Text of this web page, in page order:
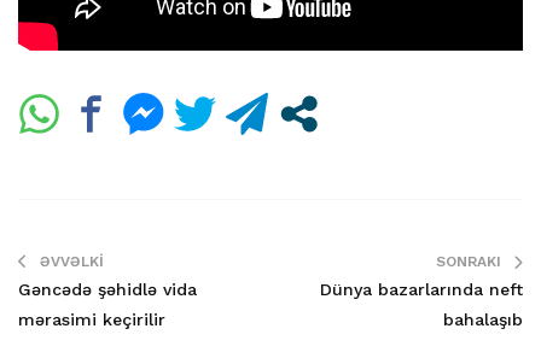
ƏVVƏLKI
Gəncədə şəhidlə vida
mərasimi keçirilir
SONRAKI
Dünya bazarlarında neft
bahalaşıb